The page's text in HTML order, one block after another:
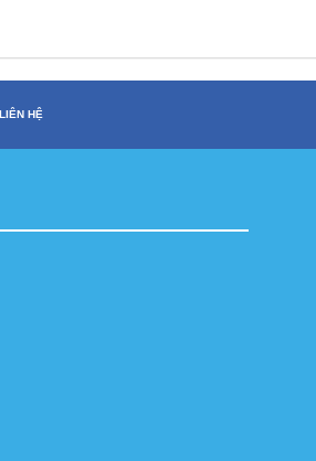
LIÊN HỆ